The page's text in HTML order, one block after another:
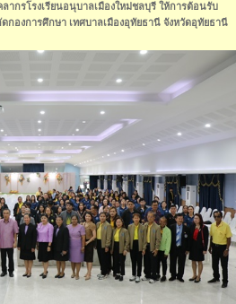
ากรโรงเรียนอนุบาลเมืองใหม่ชลบุรี ให้การต้อนรับ
กองการศึกษา เทศบาลเมืองอุทัยธานี จังหวัดอุทัยธานี